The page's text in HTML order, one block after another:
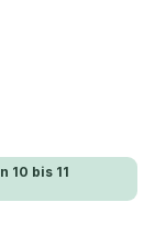
10 bis 11